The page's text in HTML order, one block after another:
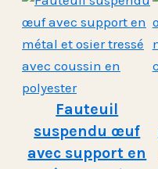
Fauteuil
suspendu œuf
avec support en